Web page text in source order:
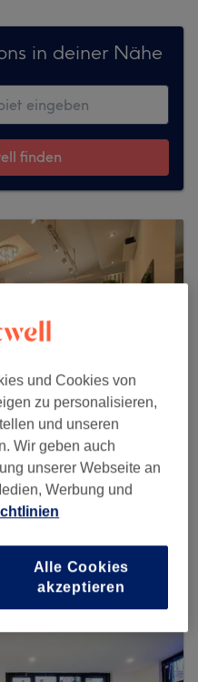
in deiner Nähe
finden
und Cookies von
zu personalisieren,
und unseren
Wir geben auch
unserer Webseite an
Werbung und
Alle Cookies
akzeptieren